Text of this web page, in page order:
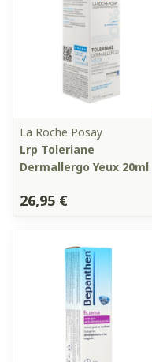
La Roche Posay
Lrp Toleriane
Dermallergo Yeux 20ml
26,95 €